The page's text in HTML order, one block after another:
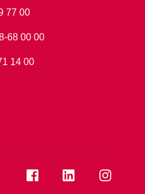
på
77 00
Uppsala på
68 00 00
på
14 00
Se folkuniversitetet på
Se